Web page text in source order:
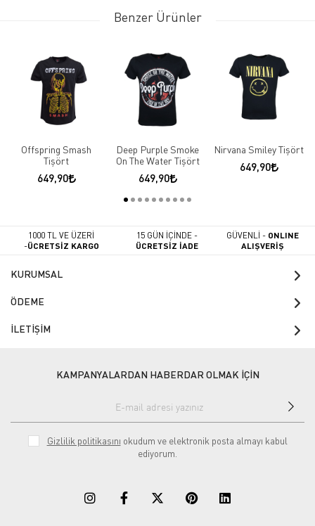
Benzer Ürünler
Offspring Smash
Tişört
649,90
Deep Purple Smoke
On The Water Tişört
649,90
Nirvana Smiley Tişört
649,90
1000 TL VE ÜZERİ
-ÜCRETSİZ KARGO
15 GÜN İÇİNDE -
ÜCRETSİZ İADE
GÜVENLİ - ONLINE
ALIŞVERİŞ
KURUMSAL
ÖDEME
İLETİŞİM
KAMPANYALARDAN HABERDAR OLMAK İÇİN
Gizlilik politikasını okudum ve elektronik posta almayı kabul
ediyorum.